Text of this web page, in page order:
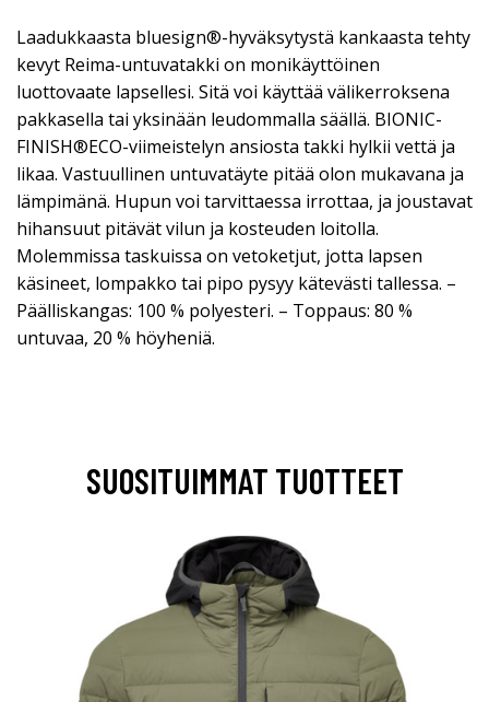
Laadukkaasta bluesign®-hyväksytystä kankaasta tehty
kevyt Reima-untuvatakki on monikäyttöinen
luottovaate lapsellesi. Sitä voi käyttää välikerroksena
pakkasella tai yksinään leudommalla säällä. BIONIC-
FINISH®ECO-viimeistelyn ansiosta takki hylkii vettä ja
likaa. Vastuullinen untuvatäyte pitää olon mukavana ja
lämpimänä. Hupun voi tarvittaessa irrottaa, ja joustavat
hihansuut pitävät vilun ja kosteuden loitolla.
Molemmissa taskuissa on vetoketjut, jotta lapsen
käsineet, lompakko tai pipo pysyy kätevästi tallessa. –
Päälliskangas: 100 % polyesteri. – Toppaus: 80 %
untuvaa, 20 % höyheniä.
SUOSITUIMMAT TUOTTEET